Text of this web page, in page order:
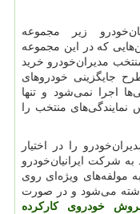
زیر مجموعه
که در این مجموعه
مدیران‌خودرو خرید
جایگزینی خودروهای
اجرا نمی‌شود و تنها
منتخب را
را در اختیار
شرکت ایرانیان‌خودرو
مولفه‌های ویژه‌ای روی
می‌شود و در صورت
خودروی کارکرده